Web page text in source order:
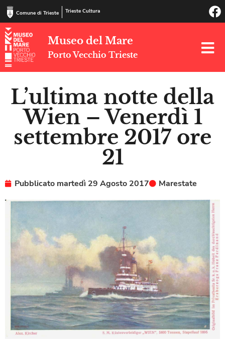
Comune di Trieste Trieste Cultura
Museo del Mare
Porto Vecchio Trieste
L’ultima notte della
Wien – Venerdì 1
settembre 2017 ore
21
Pubblicato martedì 29 Agosto 2017 Marestate